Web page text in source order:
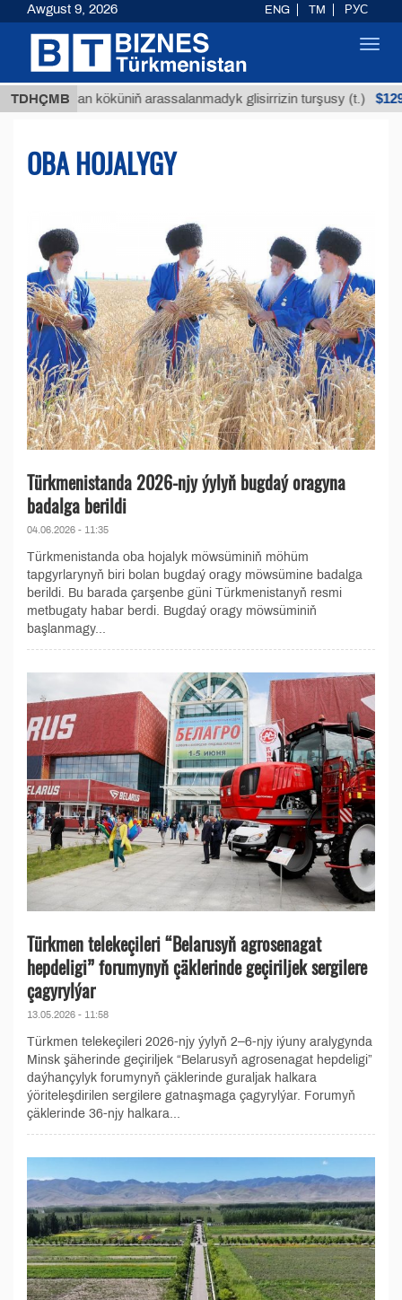
TDHÇMB
köküniň arassalanmadyk glisirrizin turşusy (t.) $12935,18
OBA HOJALYGY
Türkmenistanda 2026-njy ýylyň bugdaý oragyna
badalga berildi
04.06.2026 - 11:35
Türkmenistanda oba hojalyk möwsüminiň möhüm
tapgyrlarynyň biri bolan bugdaý oragy möwsümine badalga
berildi. Bu barada çarşenbe güni Türkmenistanyň resmi
metbugaty habar berdi. Bugdaý oragy möwsüminiň
başlanmagy...
Türkmen telekeçileri “Belarusyň agrosenagat
hepdeligi” forumynyň çäklerinde geçiriljek sergilere
çagyrylýar
13.05.2026 - 11:58
Türkmen telekeçileri 2026-njy ýylyň 2–6-njy iýuny aralygynda
Minsk şäherinde geçiriljek “Belarusyň agrosenagat hepdeligi”
daýhançylyk forumynyň çäklerinde guraljak halkara
ýöriteleşdirilen sergilere gatnaşmaga çagyrylýar. Forumyň
çäklerinde 36-njy halkara...
Awgust 9, 2026 ENG TM РУС